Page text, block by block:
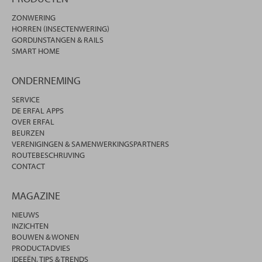
ZONWERING
HORREN (INSECTENWERING)
GORDIJNSTANGEN & RAILS
SMART HOME
ONDERNEMING
SERVICE
DE ERFAL APPS
OVER ERFAL
BEURZEN
VERENIGINGEN & SAMENWERKINGSPARTNERS
ROUTEBESCHRIJVING
CONTACT
MAGAZINE
NIEUWS
INZICHTEN
BOUWEN & WONEN
PRODUCTADVIES
IDEEËN, TIPS & TRENDS